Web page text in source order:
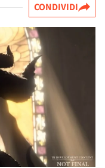
CONDIVIDI